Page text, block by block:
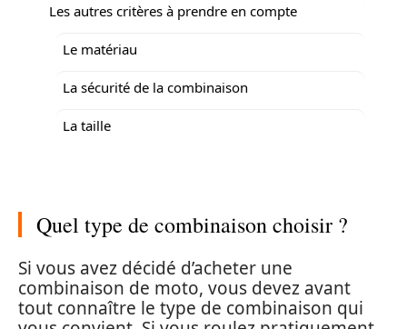
Les autres critères à prendre en compte
Le matériau
La sécurité de la combinaison
La taille
Quel type de combinaison choisir ?
Si vous avez décidé d’acheter une
combinaison de moto, vous devez avant
tout connaître le type de combinaison qui